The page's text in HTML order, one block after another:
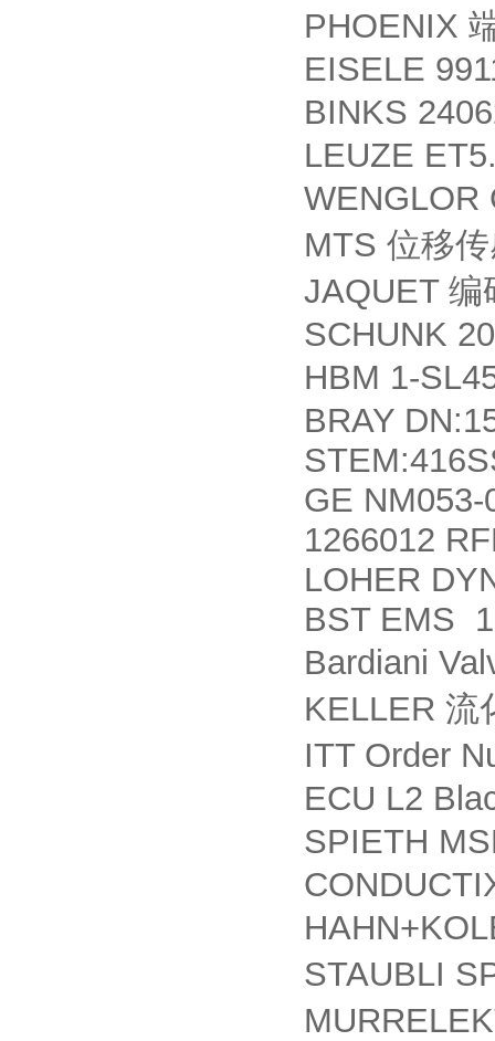
PHOENIX
EISELE
BINKS
LEUZE
WENGLOR
MTS 位移
JAQUET 编
SCHUNK
HBM 1-
BRAY
GE NM053-
1266012
LOHER
BST EMS
Bardiani
KELLER 流
ITT Order
ECU L2
SPIETH
STAUBLI